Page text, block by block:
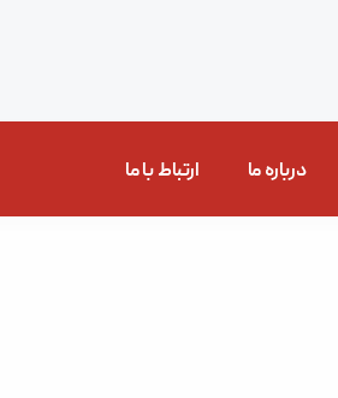
درباره ما ارتباط با ما